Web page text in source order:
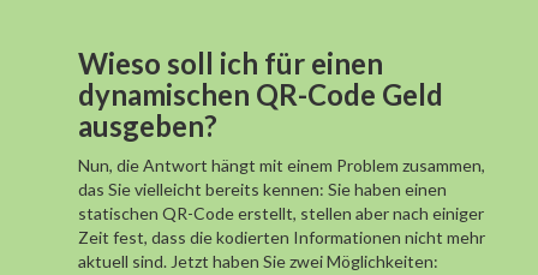
Wieso soll ich für einen
dynamischen QR-Code Geld
ausgeben?
Nun, die Antwort hängt mit einem Problem zusammen,
das Sie vielleicht bereits kennen: Sie haben einen
statischen QR-Code erstellt, stellen aber nach einiger
Zeit fest, dass die kodierten Informationen nicht mehr
aktuell sind. Jetzt haben Sie zwei Möglichkeiten: